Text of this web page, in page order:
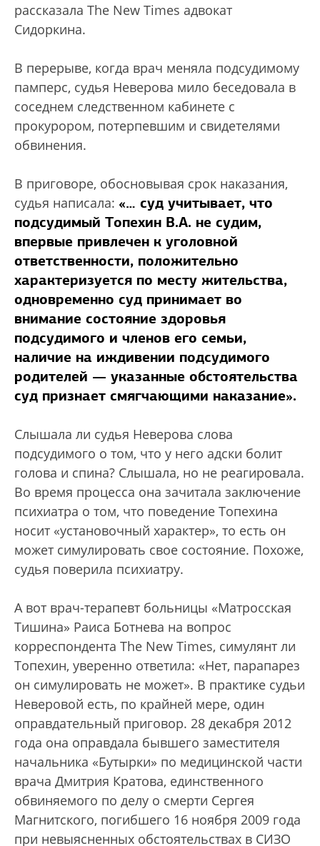
рассказала The New Times адвокат
Сидоркина.
В перерыве, когда врач меняла подсудимому
памперс, судья Неверова мило беседовала в
соседнем следственном кабинете с
прокурором, потерпевшим и свидетелями
обвинения.
В приговоре, обосновывая срок наказания,
судья написала: «… суд учитывает, что
подсудимый Топехин В.А. не судим,
впервые привлечен к уголовной
ответственности, положительно
характеризуется по месту жительства,
одновременно суд принимает во
внимание состояние здоровья
подсудимого и членов его семьи,
наличие на иждивении подсудимого
родителей — указанные обстоятельства
суд признает смягчающими наказание».
Слышала ли судья Неверова слова
подсудимого о том, что у него адски болит
голова и спина? Слышала, но не реагировала.
Во время процесса она зачитала заключение
психиатра о том, что поведение Топехина
носит «установочный характер», то есть он
может симулировать свое состояние. Похоже,
судья поверила психиатру.
А вот врач-терапевт больницы «Матросская
Тишина» Раиса Ботнева на вопрос
корреспондента The New Times, симулянт ли
Топехин, уверенно ответила: «Нет, парапарез
он симулировать не может». В практике судьи
Неверовой есть, по крайней мере, один
оправдательный приговор. 28 декабря 2012
года она оправдала бывшего заместителя
начальника «Бутырки» по медицинской части
врача Дмитрия Кратова, единственного
обвиняемого по делу о смерти Сергея
Магнитского, погибшего 16 ноября 2009 года
при невыясненных обстоятельствах в СИЗО